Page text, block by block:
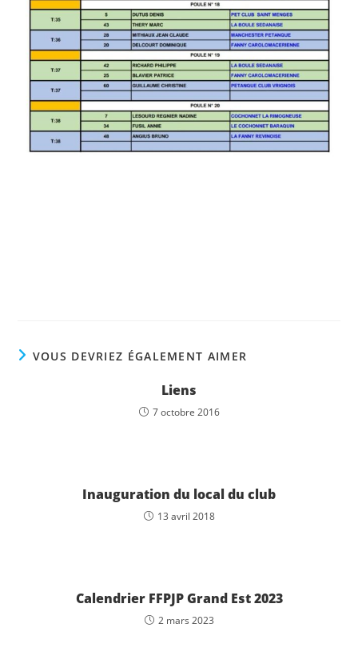
VOUS DEVRIEZ ÉGALEMENT AIMER
Liens
7 octobre 2016
Inauguration du local du club
13 avril 2018
Calendrier FFPJP Grand Est 2023
2 mars 2023